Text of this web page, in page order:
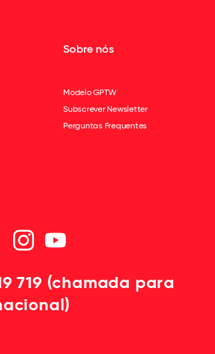
Sobre nós
Modelo GPTW
Subscrever Newsletter
Perguntas Frequentes
719 (chamada para